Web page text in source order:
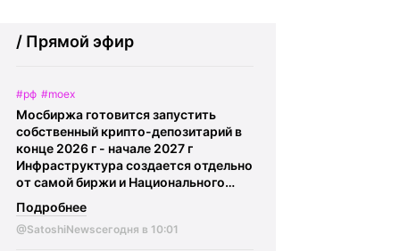
/ Прямой эфир
#рф #moex
Мосбиржа готовится запустить
собственный крипто-депозитарий в
конце 2026 г - начале 2027 г
Инфраструктура создается отдельно
от самой биржи и Национального
расчетного депозитария. Параметры
учета крипты в настоящий момент
обсуждаются. Предварительные
Подробнее
@SatoshiNewsсегодня в 10:01